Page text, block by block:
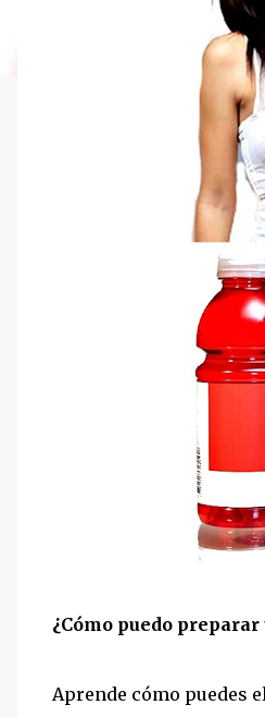
¿Cómo puedo
Aprende cómo puedes